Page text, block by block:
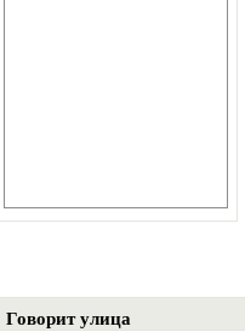
Говорит улица